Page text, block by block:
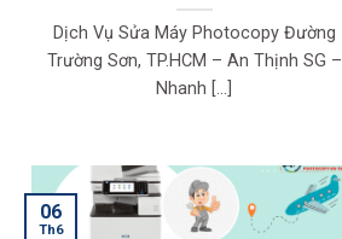
Dịch Vụ Sửa Máy Photocopy Đường
Trường Sơn, TP.HCM – An Thịnh SG –
Nhanh [...]
06
Th6